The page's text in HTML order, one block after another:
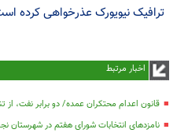
ترافیک نیویورک عذرخواهی کرده
اخبار مرتبط
قانون اعدام محتکران عمده/ دو برابر نفت،
نامزدهای انتخابات شورای هفتم در شهرستان